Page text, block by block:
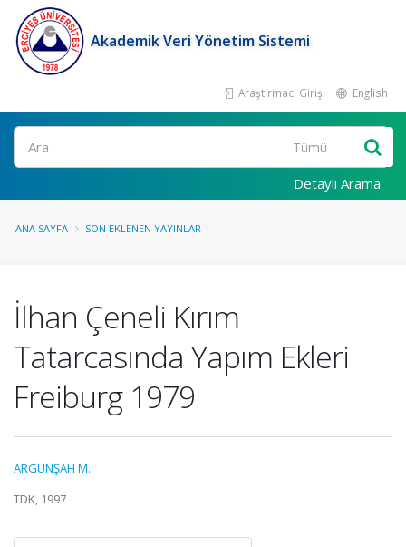
Akademik Veri Yönetim Sistemi
Araştırmacı Girişi English
Ara
Detaylı Arama
ANA SAYFA SON EKLENEN YAYINLAR
İlhan Çeneli Kırım
Tatarcasında Yapım Ekleri
Freiburg 1979
ARGUNŞAH M.
TDK, 1997